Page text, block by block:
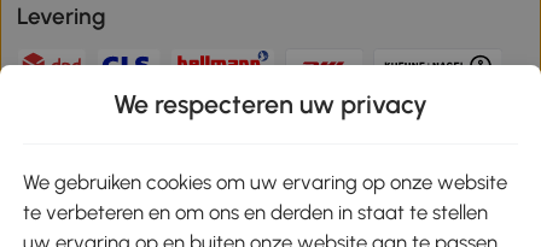
Levering
Veilige betaling
Download de app en ontvang 10% korting!
We respecteren uw privacy
We gebruiken cookies om uw ervaring op onze website
te verbeteren en om ons en derden in staat te stellen